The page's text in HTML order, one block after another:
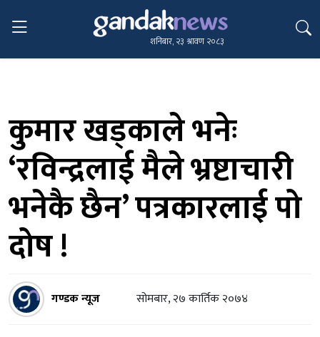
शनिबार, २३ श्रावण २०८३
कुमार खड्काले भनेः
‘रविन्द्रलाई मैले भ्रष्टाचारी
भनेकै छैन’ पत्रकारलाई पो
दोष !
गण्डक न्यूज सोमबार, २७ कार्तिक २०७४